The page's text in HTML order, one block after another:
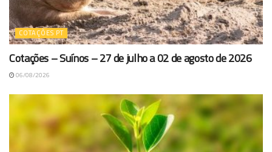
COTAÇÕES PT
Cotações – Suínos – 27 de julho a 02 de agosto de 2026
06/08/2026